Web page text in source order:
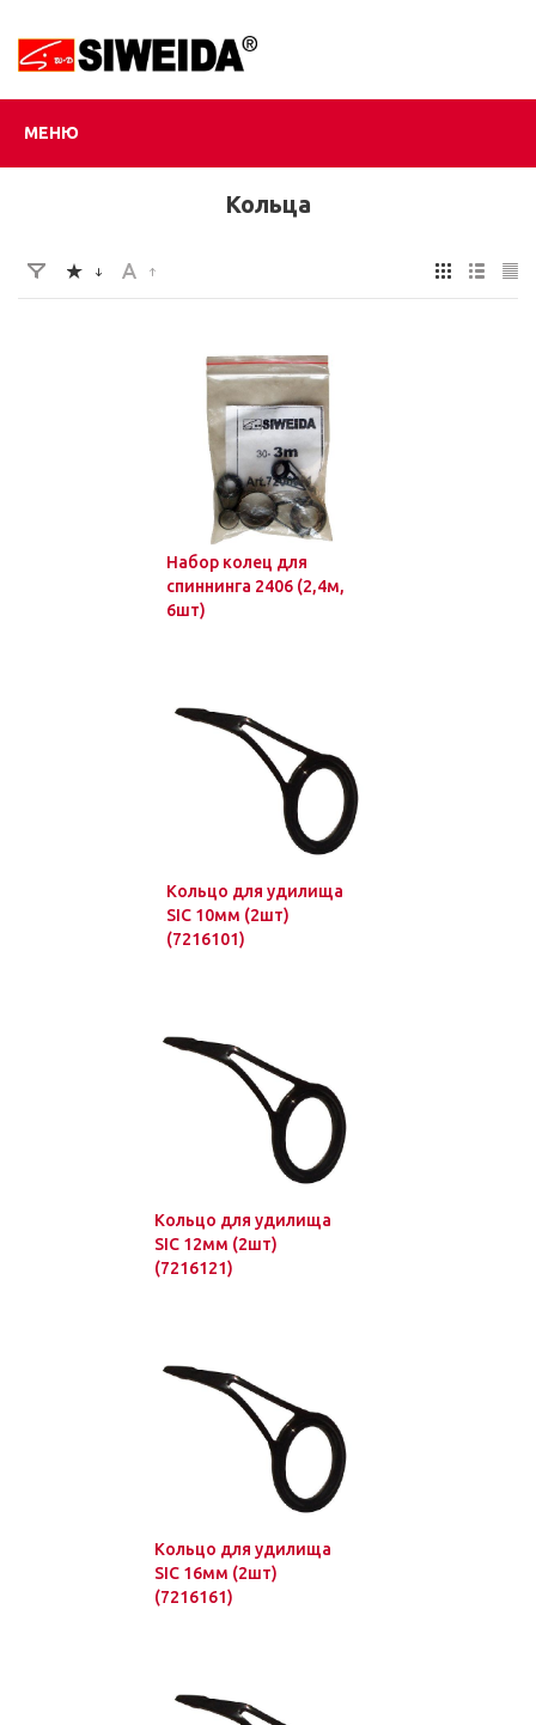
МЕНЮ
Кольца
Набор колец для
спиннинга 2406 (2,4м,
6шт)
Кольцо для удилища
SIC 10мм (2шт)
(7216101)
Кольцо для удилища
SIC 12мм (2шт)
(7216121)
Кольцо для удилища
SIC 16мм (2шт)
(7216161)